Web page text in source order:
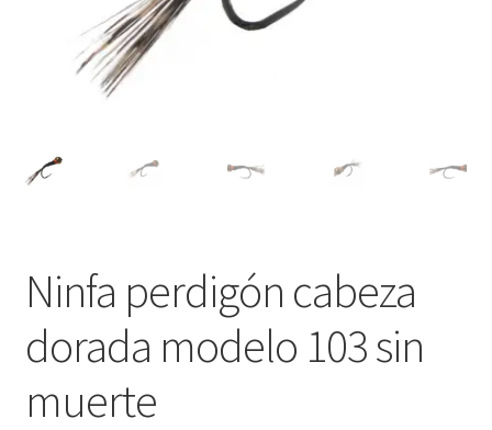
Realizar pedido
Regístrate al canal de noticias
Ninfa perdigón cabeza
dorada modelo 103 sin
muerte